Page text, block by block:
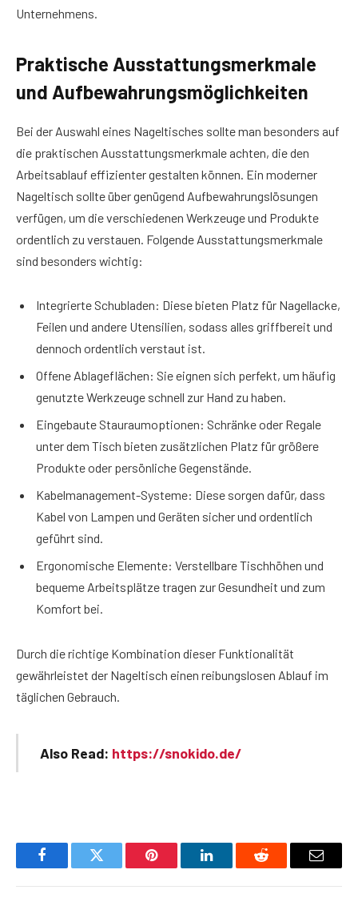
Unternehmens.
Praktische Ausstattungsmerkmale
und Aufbewahrungsmöglichkeiten
Bei der Auswahl eines Nageltisches sollte man besonders auf
die praktischen Ausstattungsmerkmale achten, die den
Arbeitsablauf effizienter gestalten können. Ein moderner
Nageltisch sollte über genügend Aufbewahrungslösungen
verfügen, um die verschiedenen Werkzeuge und Produkte
ordentlich zu verstauen. Folgende Ausstattungsmerkmale
sind besonders wichtig:
Integrierte Schubladen: Diese bieten Platz für Nagellacke,
Feilen und andere Utensilien, sodass alles griffbereit und
dennoch ordentlich verstaut ist.
Offene Ablageflächen: Sie eignen sich perfekt, um häufig
genutzte Werkzeuge schnell zur Hand zu haben.
Eingebaute Stauraumoptionen: Schränke oder Regale
unter dem Tisch bieten zusätzlichen Platz für größere
Produkte oder persönliche Gegenstände.
Kabelmanagement-Systeme: Diese sorgen dafür, dass
Kabel von Lampen und Geräten sicher und ordentlich
geführt sind.
Ergonomische Elemente: Verstellbare Tischhöhen und
bequeme Arbeitsplätze tragen zur Gesundheit und zum
Komfort bei.
Durch die richtige Kombination dieser Funktionalität
gewährleistet der Nageltisch einen reibungslosen Ablauf im
täglichen Gebrauch.
Also Read: https://snokido.de/
FacebookTwitter Pinterest LinkedInReddit Email